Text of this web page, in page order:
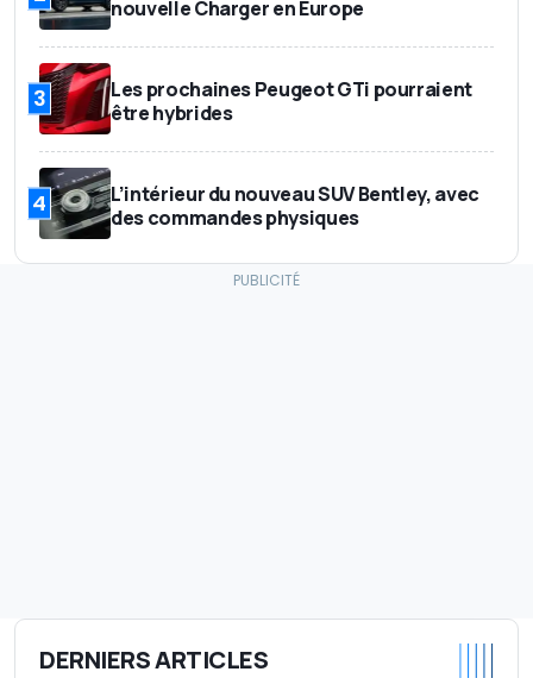
nouvelle Charger en Europe
3
Les prochaines Peugeot GTi pourraient
être hybrides
4
L’intérieur du nouveau SUV Bentley, avec
des commandes physiques
DERNIERS ARTICLES